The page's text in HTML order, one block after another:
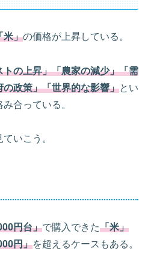
米」の価格が上昇している。
トの上昇」「農家の減少」「需
政策」「世界的な影響」とい
合っている。
いこう。
円台」で購入できた「米」
円」を超えるケースもある。